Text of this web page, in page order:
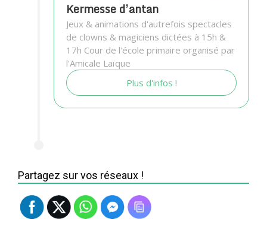
Kermesse d’antan
Jeux & animations d'autrefois spectacles
de clowns & magiciens dictées à 15h &
17h Cour de l'école primaire organisé par
l'Amicale Laïque
Plus d'infos !
Partagez sur vos réseaux !